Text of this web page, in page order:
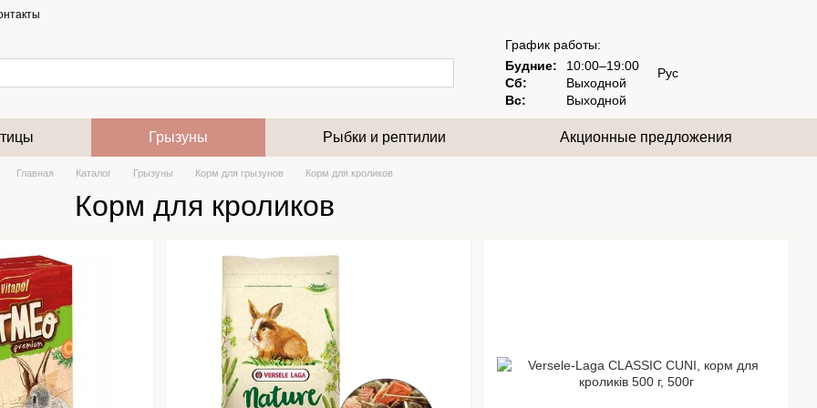
График работы:
Будние:
10:00–19:00
Сб:
Выходной
Вс:
Выходной
Рус
Грызуны Рыбки и рептилии Акционные предложения
Главная Каталог Грызуны Корм для грызунов Корм для кроликов
Корм для кроликов